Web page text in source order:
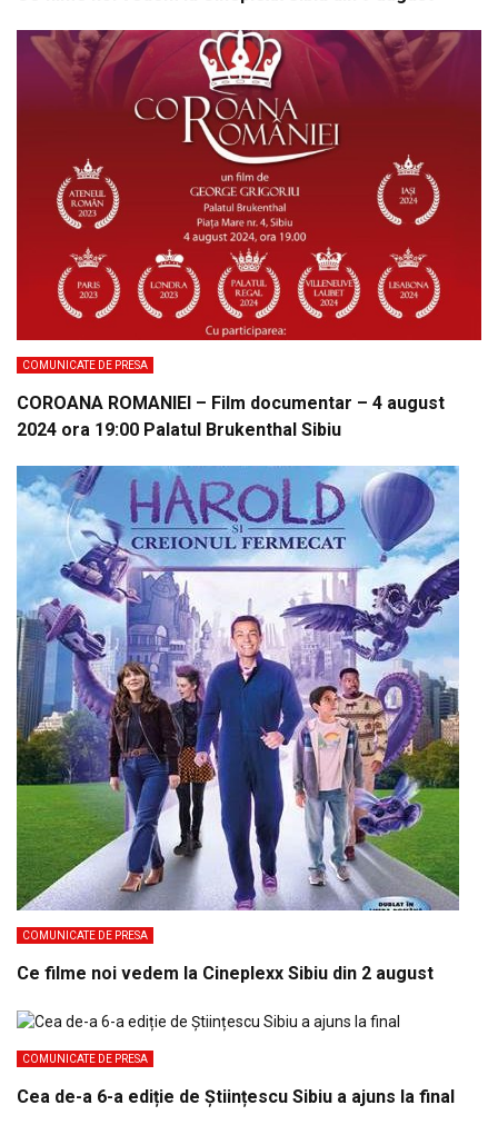
COMUNICATE DE PRESA
COROANA ROMANIEI – Film documentar – 4 august
2024 ora 19:00 Palatul Brukenthal Sibiu
COMUNICATE DE PRESA
Ce filme noi vedem la Cineplexx Sibiu din 2 august
COMUNICATE DE PRESA
Cea de-a 6-a ediție de Științescu Sibiu a ajuns la final